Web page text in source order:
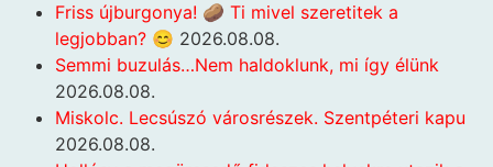
Friss újburgonya! 🥔 Ti mivel szeretitek a
legjobban? 😊 2026.08.08.
Semmi buzulás…Nem haldoklunk, mi így élünk
2026.08.08.
Miskolc. Lecsúszó városrészek. Szentpéteri kapu
2026.08.08.